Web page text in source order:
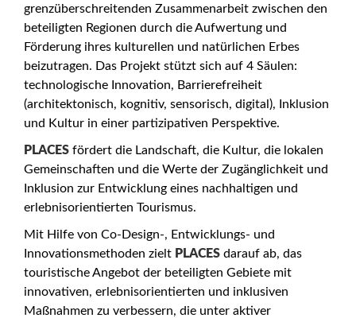
grenzüberschreitenden Zusammenarbeit zwischen den
beteiligten Regionen durch die Aufwertung und
Förderung ihres kulturellen und natürlichen Erbes
beizutragen. Das Projekt stützt sich auf 4 Säulen:
technologische Innovation, Barrierefreiheit
(architektonisch, kognitiv, sensorisch, digital), Inklusion
und Kultur in einer partizipativen Perspektive.
PLACES fördert die Landschaft, die Kultur, die lokalen
Gemeinschaften und die Werte der Zugänglichkeit und
Inklusion zur Entwicklung eines nachhaltigen und
erlebnisorientierten Tourismus.
Mit Hilfe von Co-Design-, Entwicklungs- und
Innovationsmethoden zielt PLACES darauf ab, das
touristische Angebot der beteiligten Gebiete mit
innovativen, erlebnisorientierten und inklusiven
Maßnahmen zu verbessern, die unter aktiver